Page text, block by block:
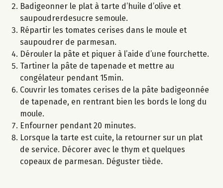
Badigeonner le plat à tarte d’huile d’olive et
saupoudrerdesucre semoule.
Répartir les tomates cerises dans le moule et
saupoudrer de parmesan.
Dérouler la pâte et piquer à l’aide d’une fourchette.
Tartiner la pâte de tapenade et mettre au
congélateur pendant 15min.
Couvrir les tomates cerises de la pâte badigeonnée
de tapenade, en rentrant bien les bords le long du
moule.
Enfourner pendant 20 minutes.
Lorsque la tarte est cuite, la retourner sur un plat
de service. Décorer avec le thym et quelques
copeaux de parmesan. Déguster tiède.